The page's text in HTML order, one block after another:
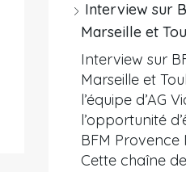
Interview sur
Marseille et
Interview sur
Marseille et
l’équipe d’AG
l’opportunité
BFM Provence
Cette chaîne